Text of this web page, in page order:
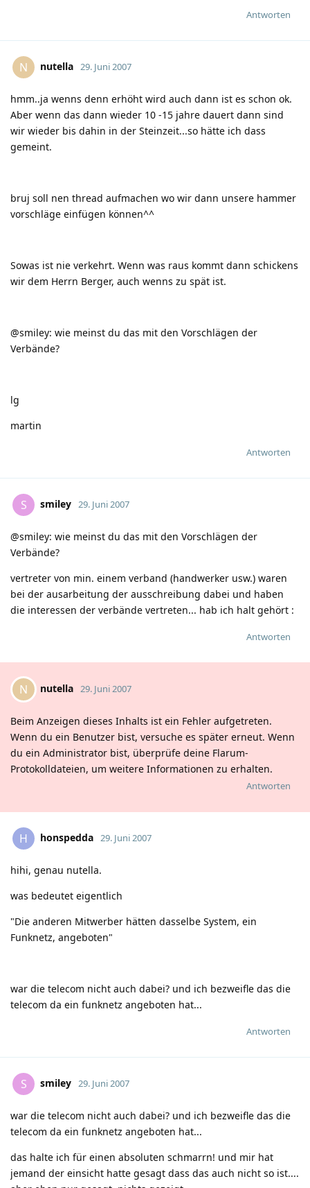
Antworten
N nutella 29. Juni 2007
hmm..ja wenns denn erhöht wird auch dann ist es schon ok.
Aber wenn das dann wieder 10 -15 jahre dauert dann sind
wir wieder bis dahin in der Steinzeit...so hätte ich dass
gemeint.
bruj soll nen thread aufmachen wo wir dann unsere hammer
vorschläge einfügen können^^
Sowas ist nie verkehrt. Wenn was raus kommt dann schickens
wir dem Herrn Berger, auch wenns zu spät ist.
@smiley: wie meinst du das mit den Vorschlägen der
Verbände?
lg
martin
Antworten
S smiley 29. Juni 2007
@smiley: wie meinst du das mit den Vorschlägen der
Verbände?
vertreter von min. einem verband (handwerker usw.) waren
bei der ausarbeitung der ausschreibung dabei und haben
die interessen der verbände vertreten... hab ich halt gehört :
Antworten
N nutella 29. Juni 2007
Beim Anzeigen dieses Inhalts ist ein Fehler aufgetreten.
Wenn du ein Benutzer bist, versuche es später erneut. Wenn
du ein Administrator bist, überprüfe deine Flarum-
Protokolldateien, um weitere Informationen zu erhalten.
Antworten
H honspedda 29. Juni 2007
hihi, genau nutella.
was bedeutet eigentlich
"Die anderen Mitwerber hätten dasselbe System, ein
Funknetz, angeboten"
war die telecom nicht auch dabei? und ich bezweifle das die
telecom da ein funknetz angeboten hat...
Antworten
S smiley 29. Juni 2007
war die telecom nicht auch dabei? und ich bezweifle das die
telecom da ein funknetz angeboten hat...
das halte ich für einen absoluten schmarrn! und mir hat
jemand der einsicht hatte gesagt dass das auch nicht so ist....